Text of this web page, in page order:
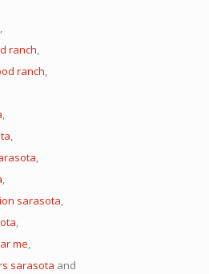
,
ranch,
ranch,
,
,
,
,
sarasota,
,
me,
sarasota and